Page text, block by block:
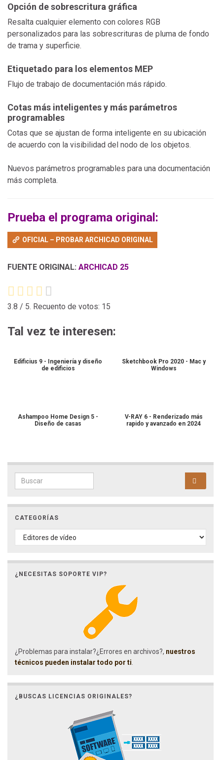
Opción de sobrescritura gráfica
Resalta cualquier elemento con colores RGB
personalizados para las sobrescrituras de pluma de fondo
de trama y superficie.
Etiquetado para los elementos MEP
Flujo de trabajo de documentación más rápido.
Cotas más inteligentes y más parámetros
programables
Cotas que se ajustan de forma inteligente en su ubicación
de acuerdo con la visibilidad del nodo de los objetos.
Nuevos parámetros programables para una documentación
más completa.
Prueba el programa original:
OFICIAL – PROBAR ARCHICAD ORIGINAL
FUENTE ORIGINAL: ARCHICAD 25
3.8 / 5. Recuento de votos: 15
Tal vez te interesen:
Edificius 9 - Ingeniería y diseño
de edificios
Sketchbook Pro 2020 - Mac y
Windows
Ashampoo Home Design 5 -
Diseño de casas
V-RAY 6 - Renderizado más
rapido y avanzado en 2024
Search for:
CATEGORÍAS
CATEGORÍAS
¿NECESITAS SOPORTE VIP?
¿Problemas para instalar?¿Errores en archivos?, nuestros
técnicos pueden instalar todo por ti
¿BUSCAS LICENCIAS ORIGINALES?